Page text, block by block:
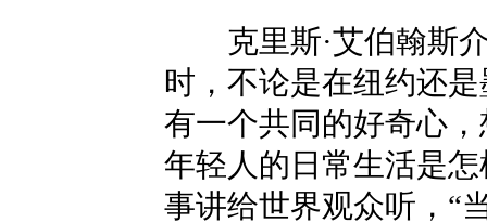
克里斯·艾伯翰斯介
时，不论是在纽约还
有一个共同的好奇心
年轻人的日常生活是
事讲给世界观众听，“